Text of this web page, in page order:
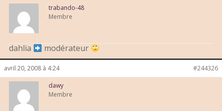
trabando-48
Membre
dahlia modérateur
avril 20, 2008 à 4:24 #244326
dawy
Membre